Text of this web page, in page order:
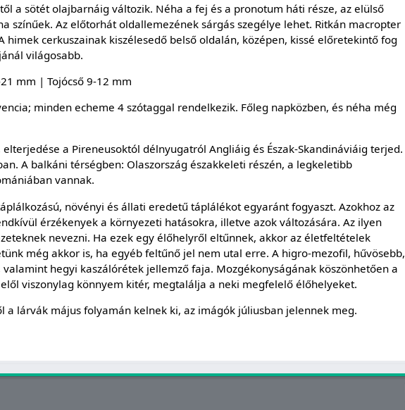
a sötét olajbarnáig változik. Néha a fej és a pronotum háti része, az elülső
színűek. Az előtorhát oldallemezének sárgás szegélye lehet. Ritkán macropter
himek cerkuszainak kiszélesedő belső oldalán, középen, kissé előretekintő fog
világosabb.
mm | Tojócső 9-12 mm
minden echeme 4 szótaggal rendelkezik. Főleg napközben, és néha még
a Pireneusoktól délnyugatról Angliáig és Észak-Skandináviáig terjed.
A balkáni térségben: Olaszország északkeleti részén, a legkeletibb
vannak.
növényi és állati eredetű táplálékot egyaránt fogyaszt. Azokhoz az
érzékenyek a környezeti hatásokra, illetve azok változására. Az ilyen
nevezni. Ha ezek egy élőhelyről eltűnnek, akkor az életfeltételek
még akkor is, ha egyéb feltűnő jel nem utal erre. A higro-mezofil, hűvösebb,
hegyi kaszálórétek jellemző faja. Mozgékonyságának köszönhetően a
viszonylag könnyem kitér, megtalálja a neki megfelelő élőhelyeket.
a lárvák május folyamán kelnek ki, az imágók júliusban jelennek meg.